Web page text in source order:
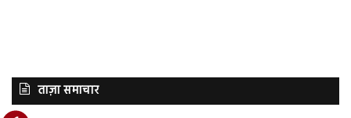
ताज़ा समाचार